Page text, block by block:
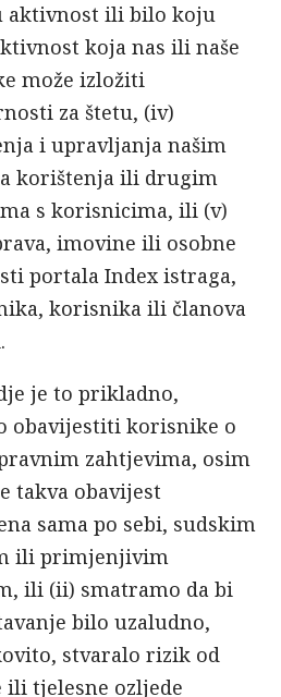
aktivnost ili bilo koju
koja nas ili naše
može izložiti
za štetu, (iv)
i upravljanja našim
korištenja ili drugim
s korisnicima, ili (v)
imovine ili osobne
portala Index istraga,
korisnika ili članova
je to prikladno,
obavijestiti korisnike o
zahtjevima, osim
takva obavijest
sama po sebi, sudskim
ili primjenjivim
ili (ii) smatramo da bi
bilo uzaludno,
stvaralo rizik od
ili tjelesne ozljede